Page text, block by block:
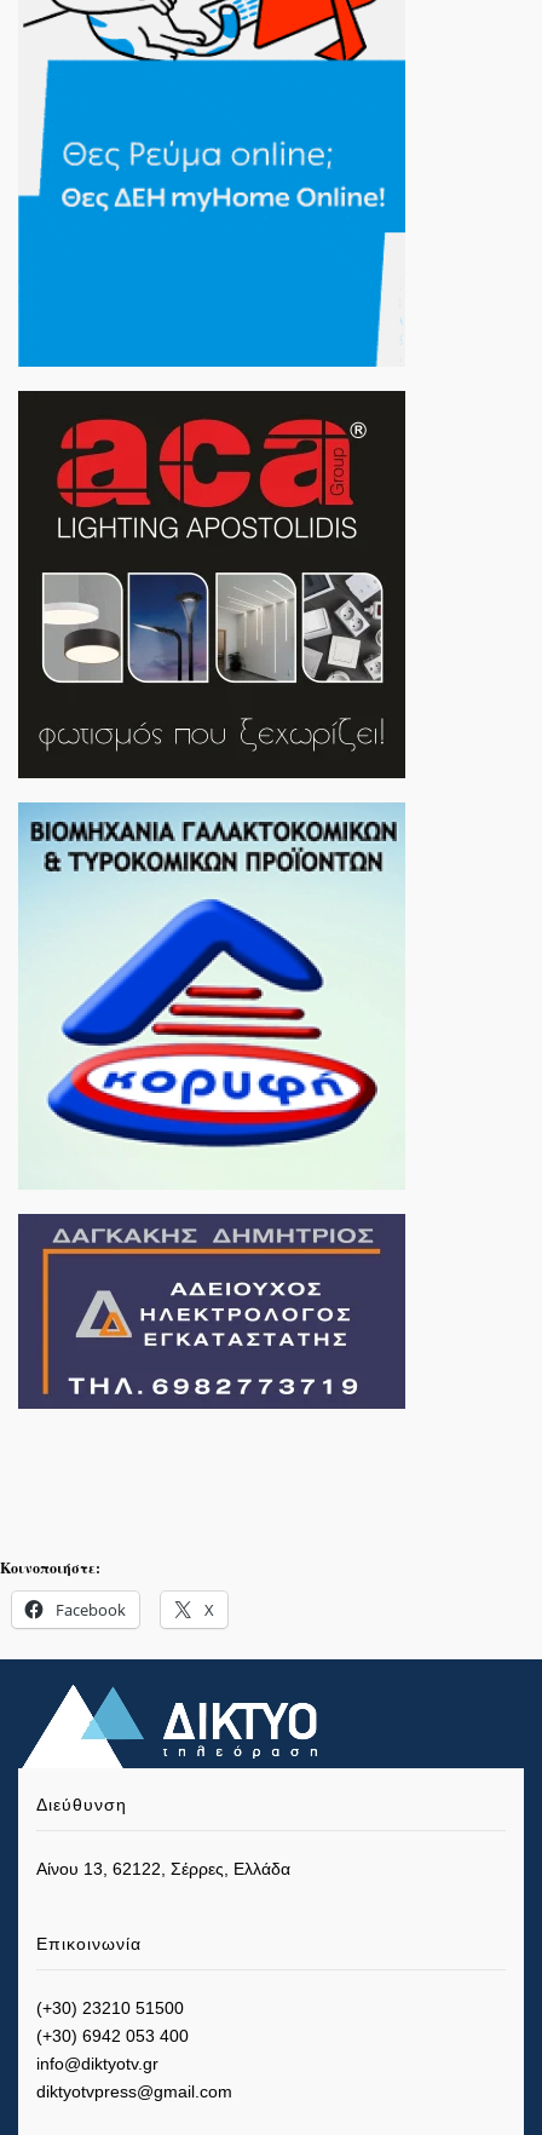
Κοινοποιήστε:
Facebook X
Διεύθυνση
Αίνου 13, 62122, Σέρρες, Ελλάδα
Επικοινωνία
(+30) 23210 51500
(+30) 6942 053 400
info@diktyotv.gr
diktyotvpress@gmail.com